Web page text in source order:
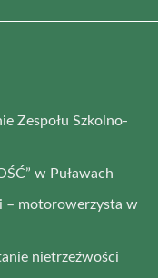
Zespołu Szkolno-
w Puławach
– motorowerzysta w
nietrzeźwości